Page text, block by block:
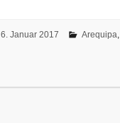
6. Januar 2017 Arequipa,